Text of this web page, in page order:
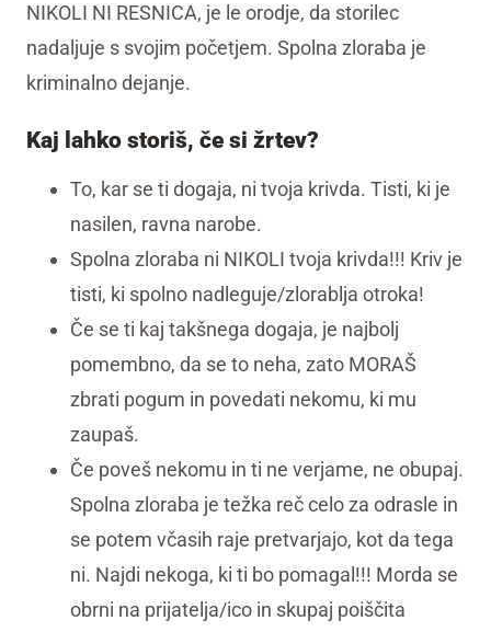
NIKOLI NI RESNICA, je le orodje, da storilec
nadaljuje s svojim početjem. Spolna zloraba je
kriminalno dejanje.
Kaj lahko storiš, če si žrtev?
To, kar se ti dogaja, ni tvoja krivda. Tisti, ki je
nasilen, ravna narobe.
Spolna zloraba ni NIKOLI tvoja krivda!!! Kriv je
tisti, ki spolno nadleguje/zlorablja otroka!
Če se ti kaj takšnega dogaja, je najbolj
pomembno, da se to neha, zato MORAŠ
zbrati pogum in povedati nekomu, ki mu
zaupaš.
Če poveš nekomu in ti ne verjame, ne obupaj.
Spolna zloraba je težka reč celo za odrasle in
se potem včasih raje pretvarjajo, kot da tega
ni. Najdi nekoga, ki ti bo pomagal!!! Morda se
obrni na prijatelja/ico in skupaj poiščita